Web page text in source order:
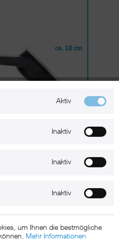
für die maritime Anwendung
Sie informieren sich über die
Aktiv
Inaktiv
Inaktiv
Inaktiv
um Ihnen die bestmögliche
Mehr Informationen